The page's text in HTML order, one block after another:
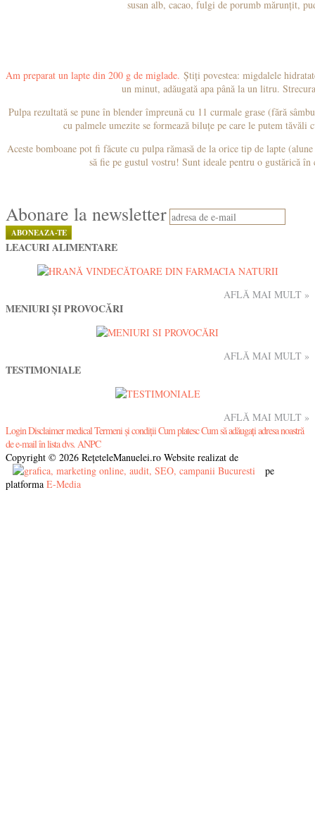
susan alb, cacao, fulgi de porumb mărunțit,
Am preparat un lapte din 200 g de miglade. Știți povestea: migdalele
un minut, adăugată apa până la un litru.
Pulpa rezultată se pune în blender împreună cu 11 curmale grase (fără
cu palmele umezite se formează biluțe pe care le putem
Aceste bomboane pot fi făcute cu pulpa rămasă de la orice tip de lapte
să fie pe gustul vostru! Sunt ideale pentru o gustărică
Abonare la newsletter
LEACURI ALIMENTARE
AFLĂ MAI MULT »
MENIURI ȘI PROVOCĂRI
AFLĂ MAI MULT »
TESTIMONIALE
AFLĂ MAI MULT »
LoginDisclaimer medicalTermeni și condițiiCum platescCum să adăugați adresa noastră
de e-mail în lista dvs.ANPC
Copyright © 2026 RețeteleManuelei.ro Website realizat de
pe
platforma E-Media